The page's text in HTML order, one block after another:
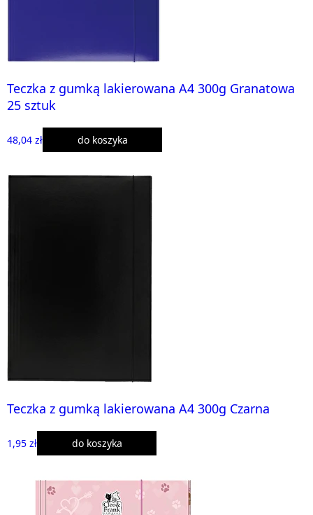
Teczka z gumką lakierowana A4 300g Granatowa
25 sztuk
48,04 zł do koszyka
Teczka z gumką lakierowana A4 300g Czarna
1,95 zł do koszyka